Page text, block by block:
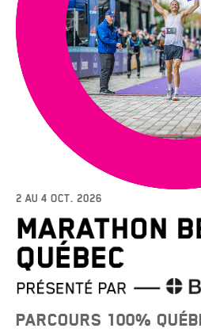
2 AU 4 OCT. 2026
PARCOURS 100%